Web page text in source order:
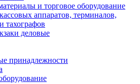
и торговое оборудование
аппаратов, терминалов,
тахографов
деловые
принадлежности